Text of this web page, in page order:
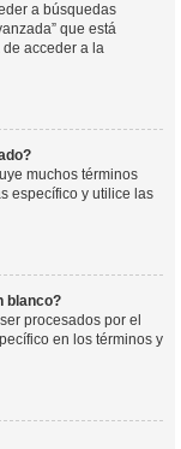
a búsquedas
que está
acceder a la
muchos términos
específico y utilice las
blanco?
procesados por el
en los términos y